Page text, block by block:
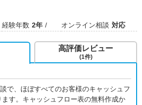
経験年数 2年 オンライン相談 対応
で、ほぼすべてのお客様のキャッシュフ
す。キャッシュフロー表の無料作成か
高評価レビュー
(1件)